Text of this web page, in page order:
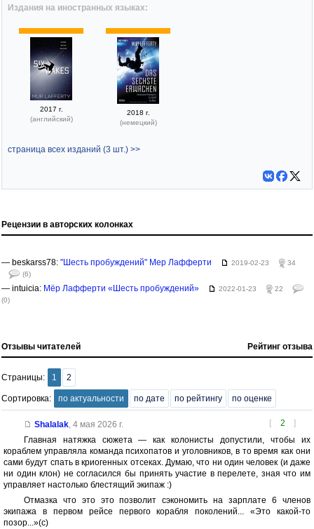
Издания на иностранных языках:
2017 г.
(английский)
2018 г.
(немецкий)
страница всех изданий (3 шт.) >>
Рецензии в авторских колонках
— beskarss78: "Шесть пробуждений" Мер Лафферти 2019-02-23
34
(6)
— intuicia: Мёр Лафферти «Шесть пробуждений» 2022-01-23
22
(0)
Отзывы читателей Рейтинг отзыва
Страницы: 1 2
Сортировка: по актуальности по дате по рейтингу по оценке
[ 2 ]
Shalalak, 4 мая 2026 г.
Главная натяжка сюжета — как колонисты допустили, чтобы их
кораблем управляла команда психопатов и уголовников, в то время как они
сами будут спать в криогенных отсеках. Думаю, что ни один человек (и даже
ни один клон) не согласился бы принять участие в перелете, зная что им
управляет настолько блестящий экипаж :)
Отмазка что это это позволит сэкономить на зарплате 6 членов
экипажа в первом рейсе первого корабля поколений... «Это какой-то
позор...»(с)